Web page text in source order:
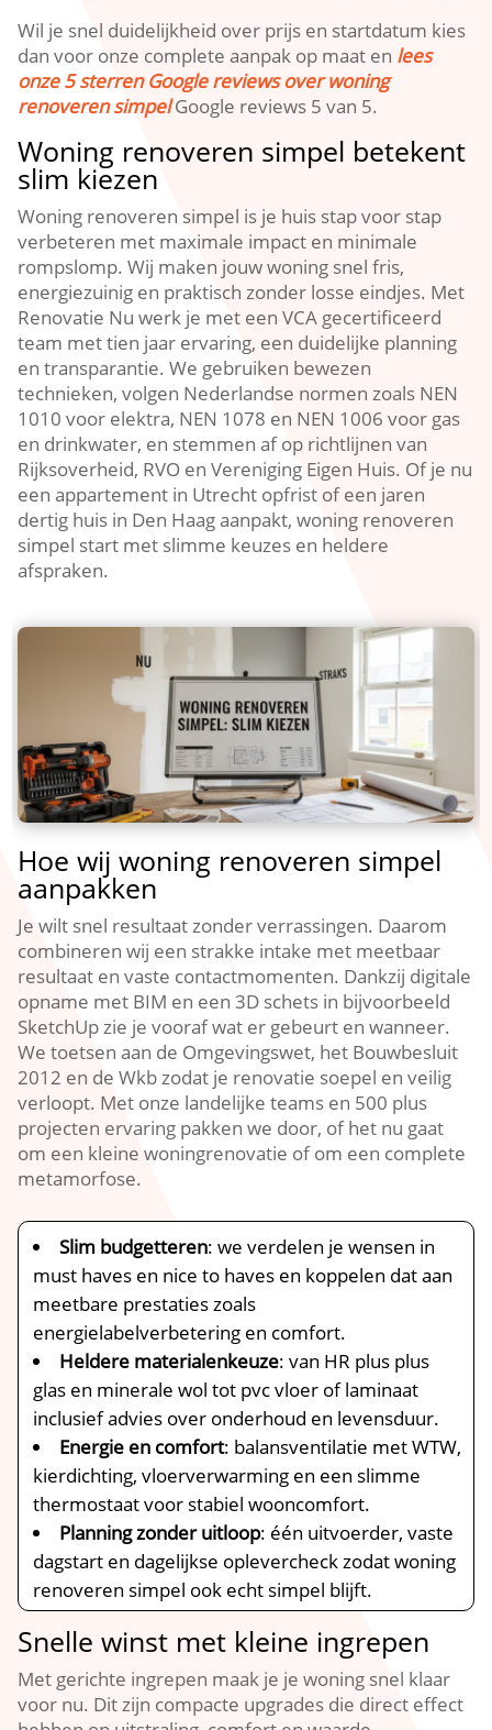
Wil je snel duidelijkheid over prijs en startdatum kies
dan voor onze complete aanpak op maat en lees
onze 5 sterren Google reviews over woning
renoveren simpelGoogle reviews 5 van 5.​
Woning renoveren simpel betekent
slim kiezen
Woning renoveren simpel is je huis stap voor stap
verbeteren met maximale impact en minimale
rompslomp.​ Wij maken jouw woning snel fris,
energiezuinig en praktisch zonder losse eindjes.​ Met
Renovatie Nu werk je met een VCA gecertificeerd
team met tien jaar ervaring, een duidelijke planning
en transparantie.​ We gebruiken bewezen
technieken, volgen Nederlandse normen zoals NEN
1010 voor elektra, NEN 1078 en NEN 1006 voor gas
en drinkwater, en stemmen af op richtlijnen van
Rijksoverheid, RVO en Vereniging Eigen Huis.​ Of je nu
een appartement in Utrecht opfrist of een jaren
dertig huis in Den Haag aanpakt, woning renoveren
simpel start met slimme keuzes en heldere
afspraken.​
Hoe wij woning renoveren simpel
aanpakken
Je wilt snel resultaat zonder verrassingen.​ Daarom
combineren wij een strakke intake met meetbaar
resultaat en vaste contactmomenten.​ Dankzij digitale
opname met BIM en een 3D schets in bijvoorbeeld
SketchUp zie je vooraf wat er gebeurt en wanneer.​
We toetsen aan de Omgevingswet, het Bouwbesluit
2012 en de Wkb zodat je renovatie soepel en veilig
verloopt.​ Met onze landelijke teams en 500 plus
projecten ervaring pakken we door, of het nu gaat
om een kleine woningrenovatie of om een complete
metamorfose.​
Slim budgetteren: we verdelen je wensen in
must haves en nice to haves en koppelen dat aan
meetbare prestaties zoals
energielabelverbetering en comfort.​
Heldere materialenkeuze: van HR plus plus
glas en minerale wol tot pvc vloer of laminaat
inclusief advies over onderhoud en levensduur.​
Energie en comfort: balansventilatie met WTW,
kierdichting, vloerverwarming en een slimme
thermostaat voor stabiel wooncomfort.​
Planning zonder uitloop: één uitvoerder, vaste
dagstart en dagelijkse oplevercheck zodat woning
renoveren simpel ook echt simpel blijft.​
Snelle winst met kleine ingrepen
Met gerichte ingrepen maak je je woning snel klaar
voor nu.​ Dit zijn compacte upgrades die direct effect